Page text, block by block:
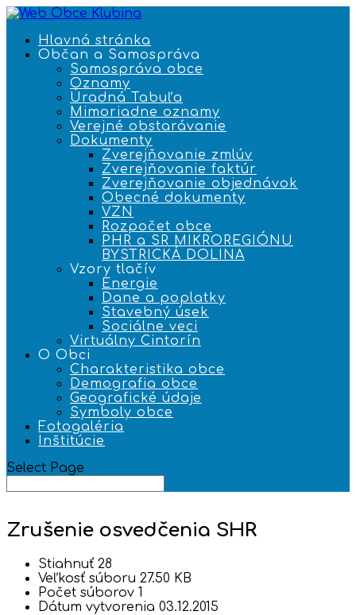
Hlavná stránka
Občan a Samospráva
Samospráva obce
Oznamy
Úradná Tabuľa
Mimoriadne oznamy
Verejné obstarávanie
Dokumenty
Zverejňovanie zmlúv
Zverejňovanie faktúr
Zverejňovanie objednávok
Obecné dokumenty
VZN
Rozpočet obce
PHR a SR MIKROREGIÓNU
BYSTRICKÁ DOLINA
Vzory tlačív
Energie
Dane a poplatky
Stavebný úsek
Sociálne veci
Virtuálny Cintorín
O Obci
Charakteristika obce
Demografia obce
Geografické údaje
Symboly obce
Fotogaléria
Inštitúcie
Select Page
Zrušenie osvedčenia SHR
Stiahnuť 28
Veľkosť súboru 27.50 KB
Počet súborov 1
Dátum vytvorenia 03.12.2015